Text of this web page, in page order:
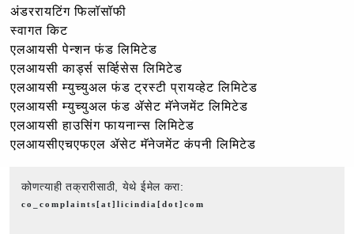
अंडररायटिंग फिलॉसॉफी
स्वागत किट
एलआयसी पेन्शन फंड लिमिटेड
एलआयसी कार्ड्स सर्व्हिसेस लिमिटेड
एलआयसी म्युच्युअल फंड ट्रस्टी प्रायव्हेट लिमिटेड
एलआयसी म्युच्युअल फंड ॲसेट मॅनेजमेंट लिमिटेड
एलआयसी हाउसिंग फायनान्स लिमिटेड
एलआयसीएचएफएल ॲसेट मॅनेजमेंट कंपनी लिमिटेड
कोणत्याही तक्रारीसाठी, येथे ईमेल करा:
co_complaints[at]licindia[dot]com